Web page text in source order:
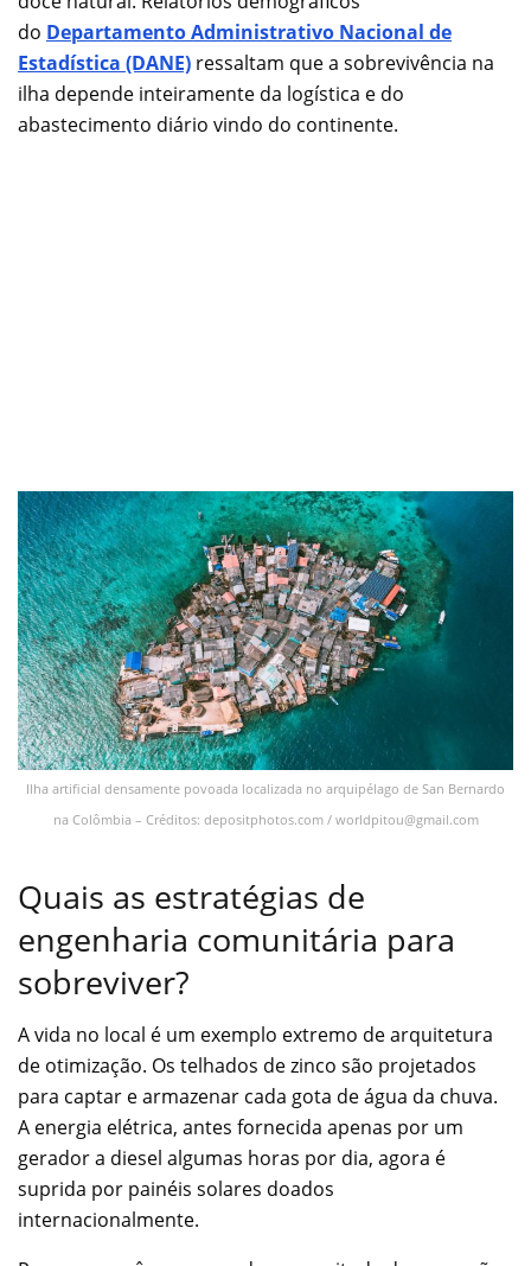
do Departamento Administrativo Nacional de
Estadística (DANE) ressaltam que a sobrevivência na
ilha depende inteiramente da logística e do
abastecimento diário vindo do continente.
Ilha artificial densamente povoada localizada no arquipélago de San Bernardo
na Colômbia – Créditos: depositphotos.com / worldpitou@gmail.com
Quais as estratégias de
engenharia comunitária para
sobreviver?
A vida no local é um exemplo extremo de arquitetura
de otimização. Os telhados de zinco são projetados
para captar e armazenar cada gota de água da chuva.
A energia elétrica, antes fornecida apenas por um
gerador a diesel algumas horas por dia, agora é
suprida por painéis solares doados
internacionalmente.